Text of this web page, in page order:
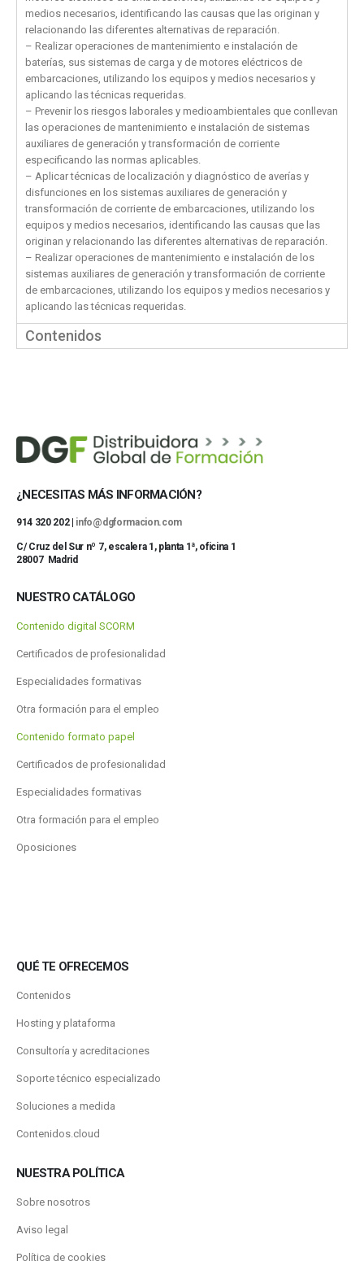
medios necesarios, identificando las causas que las originan y
relacionando las diferentes alternativas de reparación.
– Realizar operaciones de mantenimiento e instalación de
baterías, sus sistemas de carga y de motores eléctricos de
embarcaciones, utilizando los equipos y medios necesarios y
aplicando las técnicas requeridas.
– Prevenir los riesgos laborales y medioambientales que conllevan
las operaciones de mantenimiento e instalación de sistemas
auxiliares de generación y transformación de corriente
especificando las normas aplicables.
– Aplicar técnicas de localización y diagnóstico de averías y
disfunciones en los sistemas auxiliares de generación y
transformación de corriente de embarcaciones, utilizando los
equipos y medios necesarios, identificando las causas que las
originan y relacionando las diferentes alternativas de reparación.
– Realizar operaciones de mantenimiento e instalación de los
sistemas auxiliares de generación y transformación de corriente
de embarcaciones, utilizando los equipos y medios necesarios y
aplicando las técnicas requeridas.
Contenidos
¿NECESITAS MÁS INFORMACIÓN?
914 320 202 | info@dgformacion.com
C/ Cruz del Sur nº 7, escalera 1, planta 1ª, oficina 1
28007 Madrid
NUESTRO CATÁLOGO
Contenido digital SCORM
Certificados de profesionalidad
Especialidades formativas
Otra formación para el empleo
Contenido formato papel
Certificados de profesionalidad
Especialidades formativas
Otra formación para el empleo
Oposiciones
QUÉ TE OFRECEMOS
Contenidos
Hosting y plataforma
Consultoría y acreditaciones
Soporte técnico especializado
Soluciones a medida
Contenidos.cloud
NUESTRA POLÍTICA
Sobre nosotros
Aviso legal
Política de cookies